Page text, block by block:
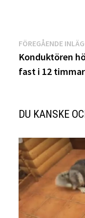
FÖREGÅENDE
Konduktören
fast i 12
DU KANSKE